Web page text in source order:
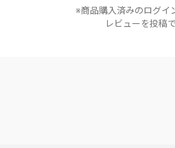
※商品購入済みのログイ
レビューを投稿